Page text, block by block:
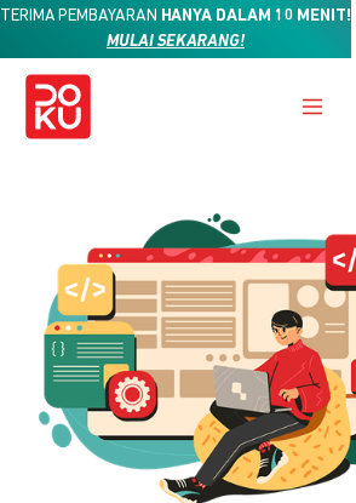
TERIMA PEMBAYARAN HANYA DALAM 10 MENIT!
MULAI SEKARANG!